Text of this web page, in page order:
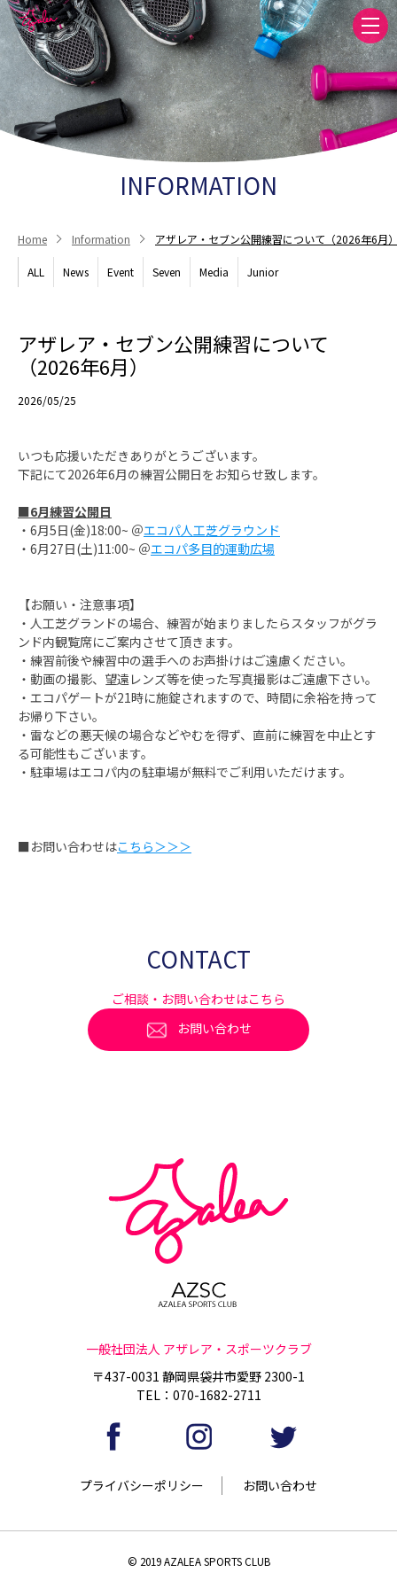
INFORMATION
Home Information アザレア・セブン公開練習について（2026年6月
ALL News Event Seven Media Junior
アザレア・セブン公開練習について
（2026年6月）
2026/05/25
いつも応援いただきありがとうございます。
下記にて2026年6月の練習公開日をお知らせ致します。
■6月練習公開日
・6月5日(金)18:00~ ＠エコパ人工芝グラウンド
・6月27日(土)11:00~ ＠エコパ多目的運動広場
【お願い・注意事項】
・人工芝グランドの場合、練習が始まりましたらスタッフがグラ
ンド内観覧席にご案内させて頂きます。
・練習前後や練習中の選手へのお声掛けはご遠慮ください。
・動画の撮影、 望遠レンズ等を使った写真撮影はご遠慮下さい。
・エコパゲートが21時に施錠されますので、時間に余裕を持って
お帰り下さい。
・雷などの悪天候の場合などやむを得ず、直前に練習を中止とす
る可能性もございます。
・駐車場はエコパ内の駐車場が無料でご利用いただけます。
■お問い合わせはこちら＞＞＞
CONTACT
ご相談・お問い合わせはこちら
お問い合わせ
一般社団法人 アザレア・スポーツクラブ
〒437-0031 静岡県袋井市愛野 2300-1
TEL：070-1682-2711
プライバシーポリシー お問い合わせ
© 2019 AZALEA SPORTS CLUB